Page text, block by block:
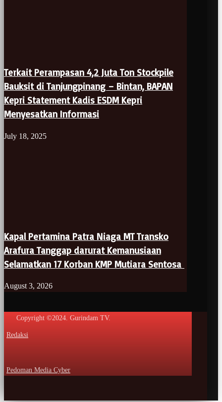
Terkait Perampasan 4,2 Juta Ton Stockpile
Bauksit di Tanjungpinang – Bintan, BAPAN
Kepri Statement Kadis ESDM Kepri
Menyesatkan Informasi
July 18, 2025
Kapal Pertamina Patra Niaga MT Transko
Arafura Tanggap darurat Kemanusiaan
Selamatkan 17 Korban KMP Mutiara Sentosa
August 3, 2026
Copyright ©2024. Gurindam TV.
Redaksi
Pedoman Media Cyber